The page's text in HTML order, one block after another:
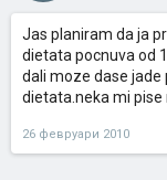
Jas planiram da ja
dietata pocnuva od
dali moze dase jade
dietata.neka mi pise
26 февруари 2010